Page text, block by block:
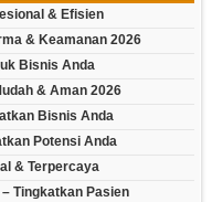
& Efisien
& Keamanan 2026
Bisnis Anda
& Aman 2026
Bisnis Anda
Potensi Anda
& Terpercaya
Tingkatkan Pasien